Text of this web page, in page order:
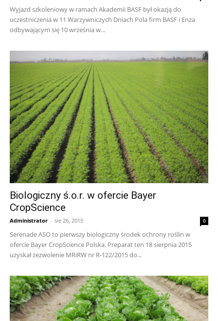
Wyjazd szkoleniowy w ramach Akademii BASF był okazją do
uczestniczenia w 11 Warzywniczych Dniach Pola firm BASF i Enza
odbywającym się 10 września w...
Biologiczny ś.o.r. w ofercie Bayer
CropScience
Administrator - sie 26, 2015 0
Serenade ASO to pierwszy biologiczny środek ochrony roślin w
ofercie Bayer CropScience Polska. Preparat ten 18 sierpnia 2015
uzyskał zezwolenie MRiRW nr R-122/2015 do...